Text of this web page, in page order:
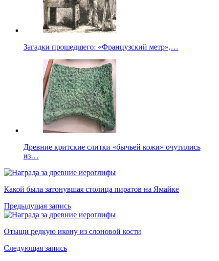
Загадки прошедшего: «Французский метр»,…
Древние критские слитки «бычьей кожи» очутились
из…
Какой была затонувшая столица пиратов на Ямайке
Предыдущая запись
Отыщи редкую икону из слоновой кости
Следующая запись